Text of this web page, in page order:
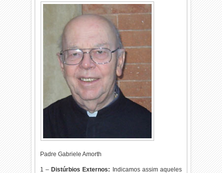
Padre Gabriele Amorth
1 – Distúrbios Externos:
Indicamos assim aqueles